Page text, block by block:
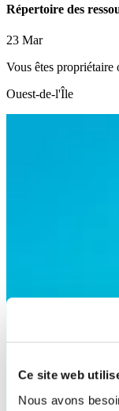
Ce site web
Nous avons
Répertoire des
23 Mar
Vous êtes propriétaire
Ouest-de-l'Île